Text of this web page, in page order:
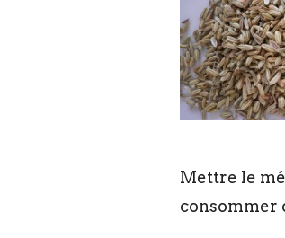
Mettre le
consommer